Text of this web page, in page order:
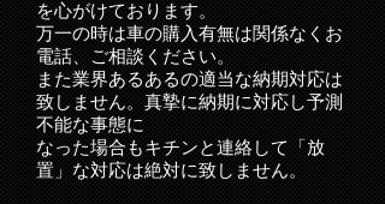
を心がけております。
万一の時は車の購入有無は関係なくお
電話、ご相談ください。
また業界あるあるの適当な納期対応は
致しません。真摯に納期に対応し予測
不能な事態に
​なった場合もキチンと連絡して「放
置」な対応は絶対に致しません。